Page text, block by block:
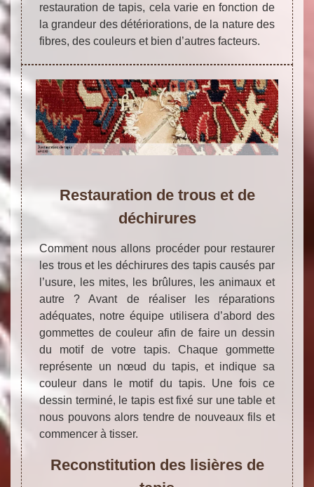
restauration de tapis, cela varie en fonction de
la grandeur des détériorations, de la nature des
fibres, des couleurs et bien d’autres facteurs.
Restauration de trous et de
déchirures
Comment nous allons procéder pour restaurer
les trous et les déchirures des tapis causés par
l’usure, les mites, les brûlures, les animaux et
autre ? Avant de réaliser les réparations
adéquates, notre équipe utilisera d’abord des
gommettes de couleur afin de faire un dessin
du motif de votre tapis. Chaque gommette
représente un nœud du tapis, et indique sa
couleur dans le motif du tapis. Une fois ce
dessin terminé, le tapis est fixé sur une table et
nous pouvons alors tendre de nouveaux fils et
commencer à tisser.
Reconstitution des lisières de